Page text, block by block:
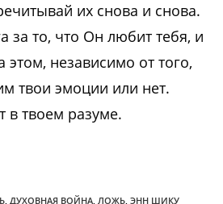
их снова и снова.
за то, что Он любит тебя, и
этом, независимо от того,
твои эмоции или нет.
в твоем разуме.
, ДУХОВНАЯ ВОЙНА, ЛОЖЬ, ЭНН ШИКУ